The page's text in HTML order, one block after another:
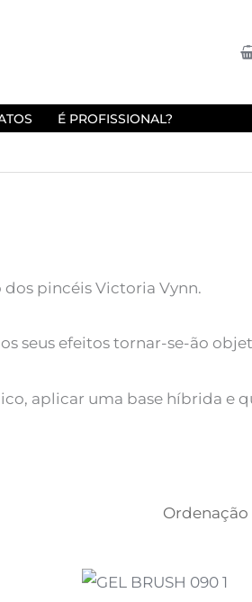
É PROFISSIONAL?
pincéis Victoria Vynn.
seus efeitos tornar-se-ão
aplicar uma base híbrida e